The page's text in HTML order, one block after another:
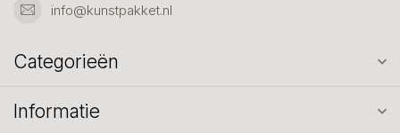
info@kunstpakket.nl
Categorieën
Informatie